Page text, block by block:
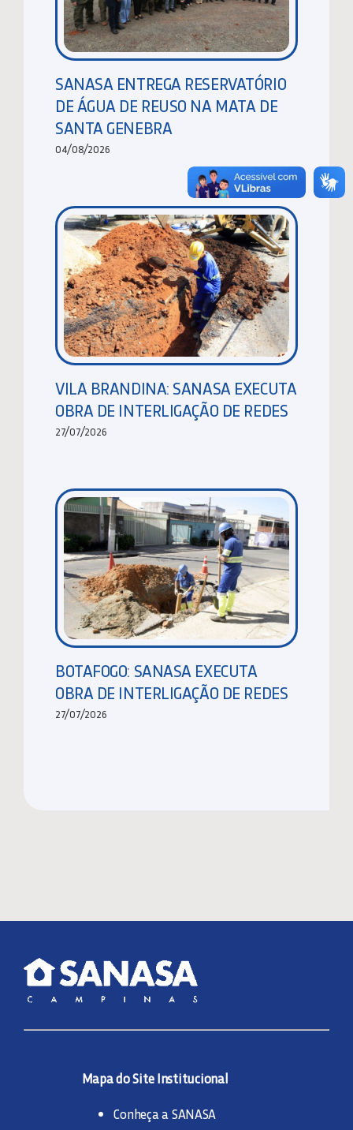
SANASA ENTREGA RESERVATÓRIO
DE ÁGUA DE REUSO NA MATA DE
SANTA GENEBRA
04/08/2026
VILA BRANDINA: SANASA EXECUTA
OBRA DE INTERLIGAÇÃO DE REDES
27/07/2026
BOTAFOGO: SANASA EXECUTA
OBRA DE INTERLIGAÇÃO DE REDES
27/07/2026
Mapa do Site Institucional
Conheça a SANASA